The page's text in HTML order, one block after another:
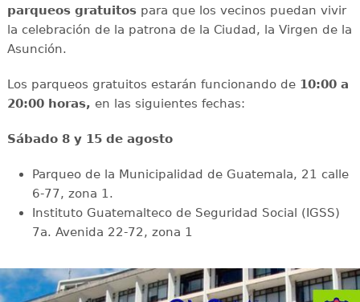
parqueos gratuitospara que los vecinos puedan vivir
la celebración de la patrona de la Ciudad, la Virgen de la
Asunción.
Los parqueos gratuitos estarán funcionando de 10:00 a
20:00 horas, en las siguientes fechas:
Sábado 8 y 15 de agosto
Parqueo de la Municipalidad de Guatemala, 21 calle
6-77, zona 1.
Instituto Guatemalteco de Seguridad Social (IGSS)
7a. Avenida 22-72, zona 1